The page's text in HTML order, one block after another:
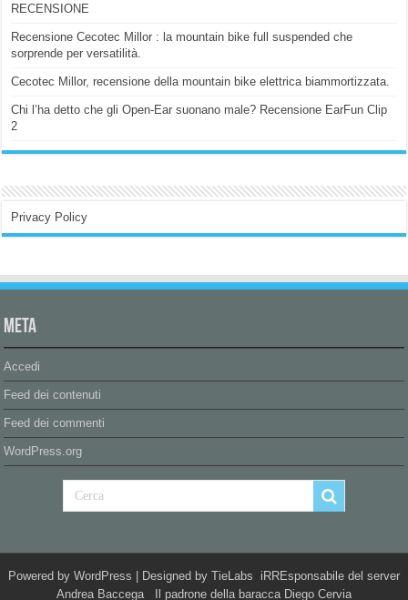
RECENSIONE
Recensione Cecotec Millor : la mountain bike full suspended che
sorprende per versatilità.
Cecotec Millor, recensione della mountain bike elettrica biammortizzata.
Chi l’ha detto che gli Open-Ear suonano male? Recensione EarFun Clip
2
Privacy Policy
Meta
Accedi
Feed dei contenuti
Feed dei commenti
WordPress.org
Powered by WordPress | Designed by TieLabs iRREsponsabile del server
Andrea Baccega Il padrone della baracca Diego Cervia